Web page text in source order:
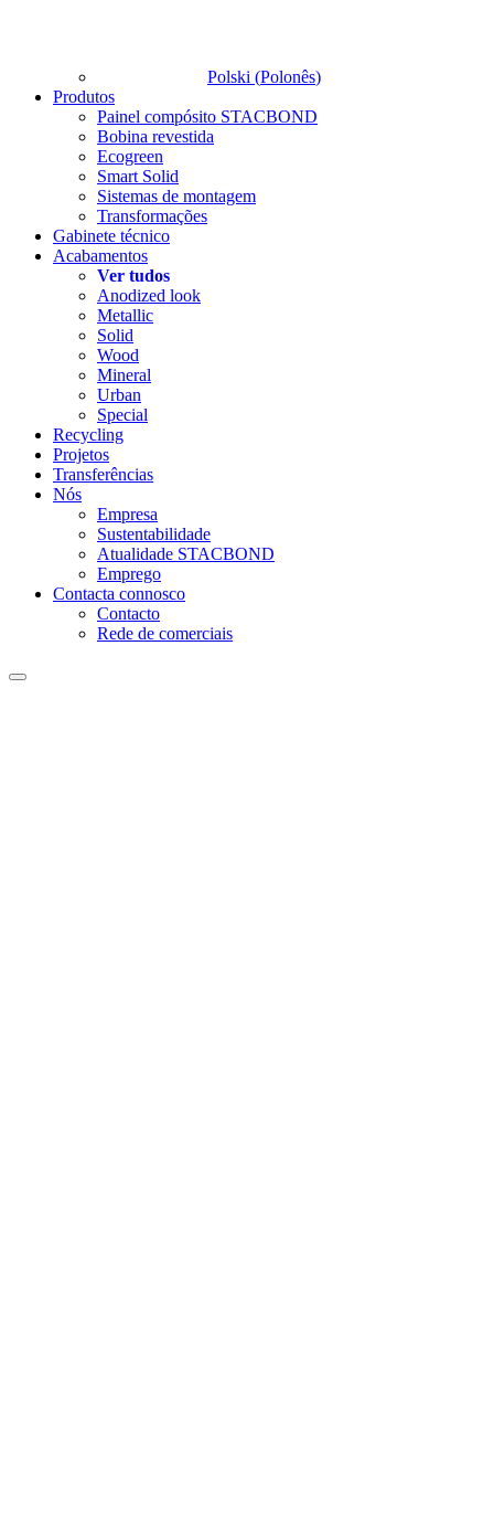
Polski (Polonês)
Produtos
Painel compósito STACBOND
Bobina revestida
Ecogreen
Smart Solid
Sistemas de montagem
Transformações
Gabinete técnico
Acabamentos
Ver tudos
Anodized look
Metallic
Solid
Wood
Mineral
Urban
Special
Recycling
Projetos
Transferências
Nós
Empresa
Sustentabilidade
Atualidade STACBOND
Emprego
Contacta connosco
Contacto
Rede de comerciais